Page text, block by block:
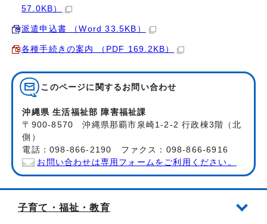
57.0KB）
派遣申込書 （Word 33.5KB）
各種手続きの案内 （PDF 169.2KB）
このページに関する お問い合わせ
沖縄県 生活福祉部 障害福祉課
〒900-8570 沖縄県那覇市泉崎1-2-2 行政棟3階（北
側）
電話：098-866-2190 ファクス：098-866-6916
お問い合わせは専用フォームをご利用ください。
子育て・福祉・教育